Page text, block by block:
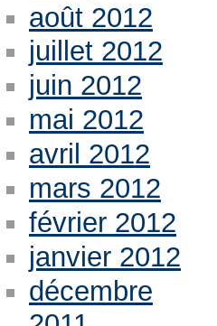
août 2012
juillet 2012
juin 2012
mai 2012
avril 2012
mars 2012
février 2012
janvier 2012
décembre